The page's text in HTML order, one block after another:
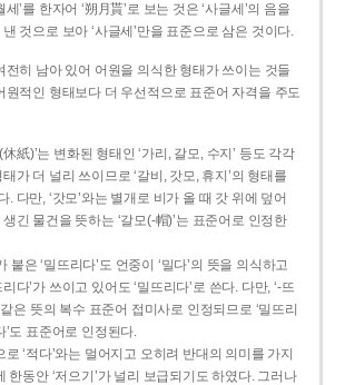
’를 한자어 ‘朔月貰’로 보는 것은 ‘사글세’의 음을
것으로 보아 ‘사글세’만을 표준으로 삼은 것이다.
전히 남아 있어 어원을 의식한 형태가 쓰이는 것들
원적인 형태보다 더 우선적으로 표준어 자격을 주도
紙)’는 변화된 형태인 ‘가리, 갈모, 수지’ 등도 각각
가 더 널리 쓰이므로 ‘갈비, 갓모, 휴지’의 형태를
. 다만, ‘갓모’와는 별개로 비가 올 때 갓 위에 덮어
긴 물건을 뜻하는 ‘갈모(-帽)’는 표준어로 인정한
붙은 ‘밀뜨리다’도 언중이 ‘밀다’의 뜻을 의식하고
다’가 쓰이고 있어도 ‘밀뜨리다’로 쓴다. 다만, ‘-뜨
같은 뜻의 복수 표준어 접미사로 인정되므로 ‘밀뜨리
’도 표준어로 인정된다.
‘적다’와는 멀어지고 오히려 반대의 의미를 가지
한동안 ‘저으기’가 널리 보급되기도 하였다. 그러나